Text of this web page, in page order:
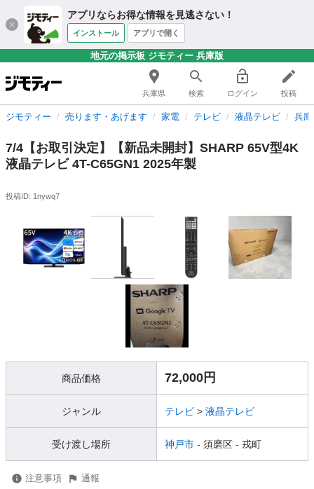
アプリならお得な情報を見逃さない！
インストール アプリで開く
地元の掲示板 ジモティー 兵庫版
兵庫県 検索 ログイン 投稿
ジモティー 売ります・あげます 家電 テレビ 液晶テレビ 兵
7/4【お取引決定】【新品未開封】SHARP 65V型4K
液晶テレビ 4T-C65GN1 2025年製
投稿ID: 1nywq7
商品価格 72,000円
ジャンル テレビ > 液晶テレビ
受け渡し場所 神戸市 - 須磨区 - 戎町
注意事項 通報